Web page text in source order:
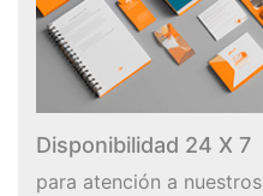
Disponibilidad 24 X 7
para atención a